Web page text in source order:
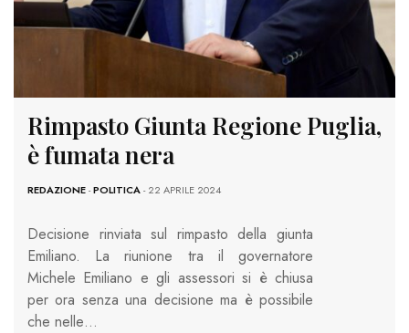
Rimpasto Giunta Regione Puglia,
è fumata nera
REDAZIONE-POLITICA- 22 APRILE 2024
Decisione rinviata sul rimpasto della giunta
Emiliano. La riunione tra il governatore
Michele Emiliano e gli assessori si è chiusa
per ora senza una decisione ma è possibile
che nelle…